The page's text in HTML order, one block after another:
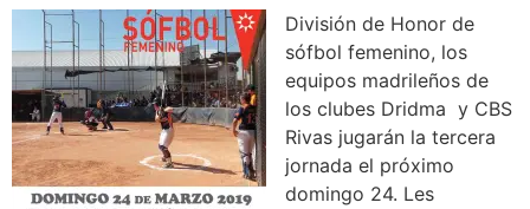
División de Honor de
sófbol femenino, los
equipos madrileños de
los clubes Dridma y CBS
Rivas jugarán la tercera
jornada el próximo
domingo 24. Les